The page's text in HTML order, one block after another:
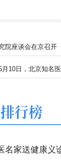
院座谈会在京召开
月10日，北京知名
行榜
名家送健康义